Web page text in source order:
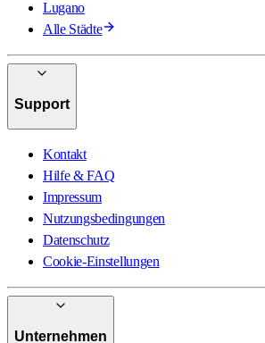
Lugano
Alle Städte
Support
Kontakt
Hilfe & FAQ
Impressum
Nutzungsbedingungen
Datenschutz
Cookie-Einstellungen
Unternehmen